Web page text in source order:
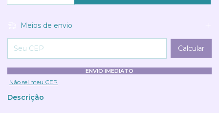
Meios de envio
Entregas para o CEP:
Calcular
ENVIO IMEDIATO
Não sei meu CEP
Descrição